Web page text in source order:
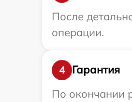
После
операции.
4
Гарантия
По окончании